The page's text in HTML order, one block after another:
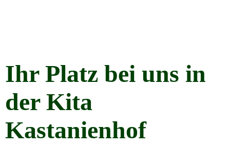
Ihr Platz bei uns in
der Kita
Kastanienhof